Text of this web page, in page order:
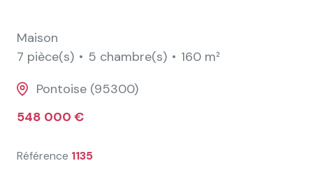
Maison
7 pièce(s)
5 chambre(s)
160 m²
Pontoise (95300)
548 000 €
Référence 1135